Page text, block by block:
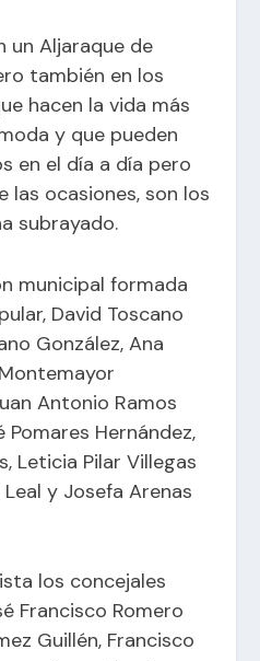
un Aljaraque de
también en los
hacen la vida más
y que pueden
en el día a día pero
las ocasiones, son los
subrayado.
municipal formada
David Toscano
González, Ana
Antonio Ramos
Pomares Hernández,
Leticia Pilar Villegas
y Josefa Arenas
los concejales
Francisco Romero
Guillén, Francisco